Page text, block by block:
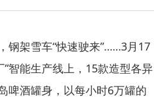
架雪车“快速驶来”……3月17
”智能生产线上，15款造型各异
啤酒罐身，以每小时6万罐的